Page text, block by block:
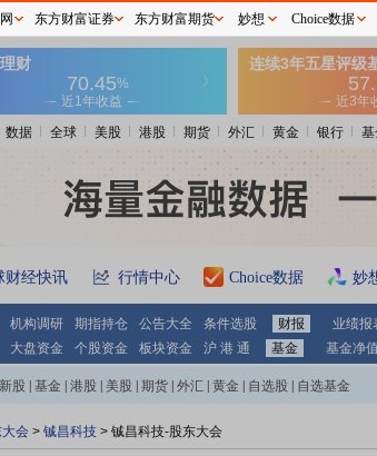
数据 全球 美股 港股 期货 外汇 黄金 银行
财经快讯 行情中心 Choice数据 妙
机构调研 期指持仓 公告大全 条件选股 财报 业绩报
大盘资金 个股资金 板块资金 沪 港 通 基金 基金净值
新股 基金 港股 美股 期货 外汇 黄金 自选股 自选基金
大会 > 铖昌科技 > 铖昌科技-股东大会
东方财富证券 东方财富期货 妙想 Choice数据